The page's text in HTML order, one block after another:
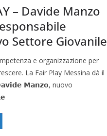
– Davide Manzo
Settore Giovanile
e organizzazione per
La Fair Play Messina dà il
𝗠𝗮𝗻𝘇𝗼, nuovo